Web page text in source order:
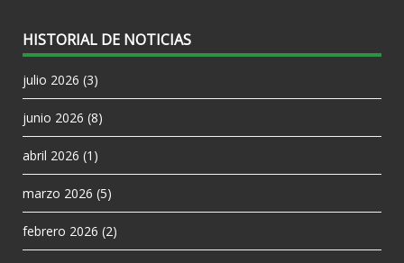
HISTORIAL DE NOTICIAS
julio 2026 (3)
junio 2026 (8)
abril 2026 (1)
marzo 2026 (5)
febrero 2026 (2)